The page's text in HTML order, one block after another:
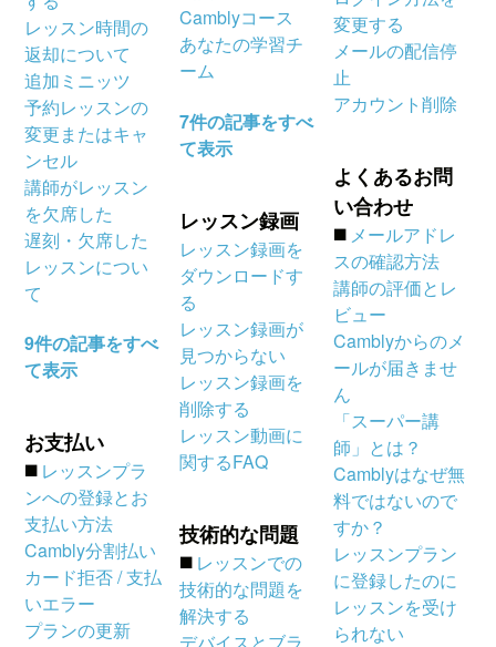
レッスン時間の
返却について
追加ミニッツ
予約レッスンの
変更またはキャ
ンセル
講師がレッスン
を欠席した
遅刻・欠席した
レッスンについ
て
9件の記事をすべ
て表示
お支払い
◼️ レッスンプラ
ンへの登録とお
支払い方法
Cambly分割払い
カード拒否 / 支払
いエラー
プランの更新
Camblyコース
あなたの学習チ
ーム
7件の記事をすべ
て表示
レッスン録画
レッスン録画を
ダウンロードす
る
レッスン録画が
見つからない
レッスン録画を
削除する
レッスン動画に
関するFAQ
技術的な問題
◼️ レッスンでの
技術的な問題を
解決する
デバイスとブラ
変更する
メールの配信停
止
アカウント削除
よくあるお問
い合わせ
◼️ メールアドレ
スの確認方法
講師の評価とレ
ビュー
Camblyからのメ
ールが届きませ
ん
「スーパー講
師」とは？
Camblyはなぜ無
料ではないので
すか？
レッスンプラン
に登録したのに
レッスンを受け
られない